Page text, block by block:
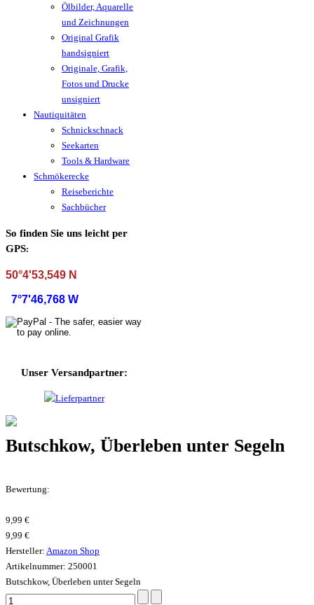
Ölbilder, Aquarelle
und Zeichnungen
Original Grafik
handsigniert
Originale, Grafik,
Fotos und Drucke
unsigniert
Nautiquitäten
Schnickschnack
Seekarten
Tools & Hardware
Schmökerecke
Reiseberichte
Sachbücher
So finden Sie uns leicht per
GPS:
50°4'53,549 N
7°7'46,768 W
Unser Versandpartner:
Butschkow, Überleben unter Segeln
Bewertung:
9,99 €
9,99 €
Hersteller: Amazon Shop
Artikelnummer: 250001
Butschkow, Überleben unter Segeln